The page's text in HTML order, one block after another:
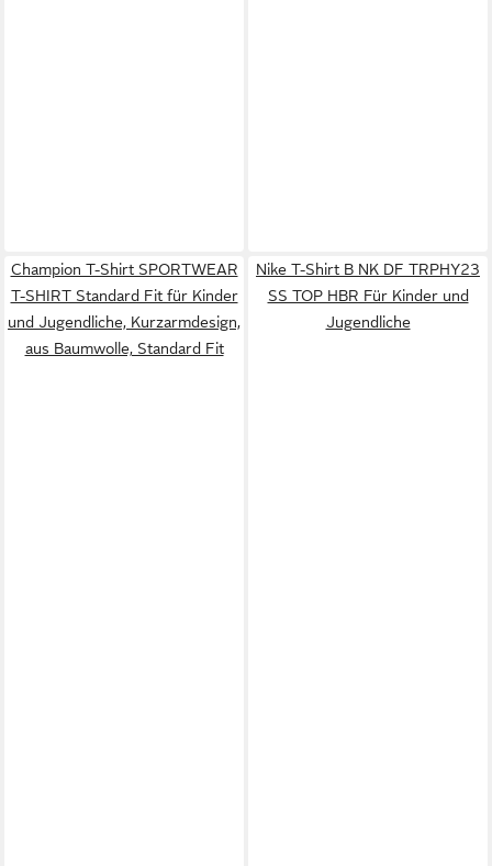
Champion T-Shirt SPORTWEAR
T-SHIRT Standard Fit für Kinder
und Jugendliche, Kurzarmdesign,
aus Baumwolle, Standard Fit
Nike T-Shirt B NK DF TRPHY23
SS TOP HBR Für Kinder und
Jugendliche